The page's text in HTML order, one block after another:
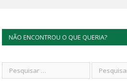
NÃO ENCONTROU O QUE QUERIA?